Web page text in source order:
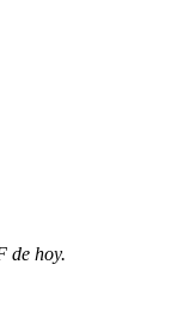
de hoy.